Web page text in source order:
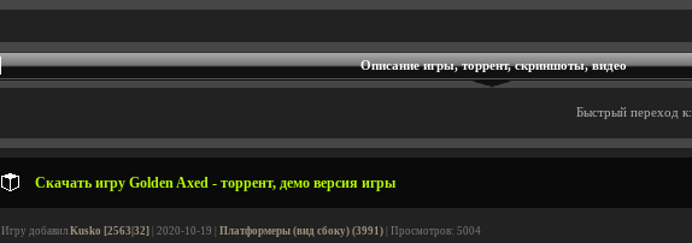
Описание игры, торрент, скриншоты, видео
Быстрый переход к:
Скачать игру Golden Axed - торрент, демо версия игры
Игру добавил Kusko [2563|32] | 2020-10-19 | Платформеры (вид сбоку) (3991) | Просмотров: 5004